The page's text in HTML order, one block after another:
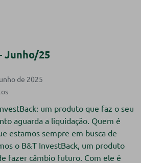
Junho/25
de 2025
um produto que faz o seu
aguarda a liquidação. Quem é
estamos sempre em busca de
o B&T InvestBack, um produto
fazer câmbio futuro. Com ele é